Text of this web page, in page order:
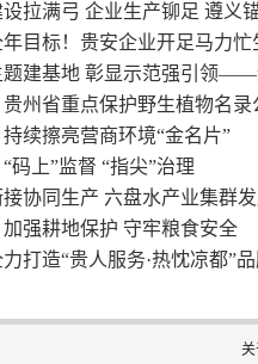
设拉满弓 企业生产铆足 遵义
年目标！贵安企业开足马力忙
题建基地 彰显示范强引领
贵州省重点保护野生植物名录
持续擦亮营商环境“金名片”
码上”监督 “指尖”治理
接协同生产 六盘水产业集群
加强耕地保护 守牢粮食安全
力打造“贵人服务·热忱凉都”
关